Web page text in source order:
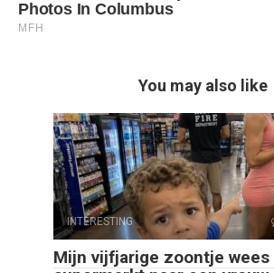
You may also like
INTERESTING
Mijn vijfjarige zoontje wees